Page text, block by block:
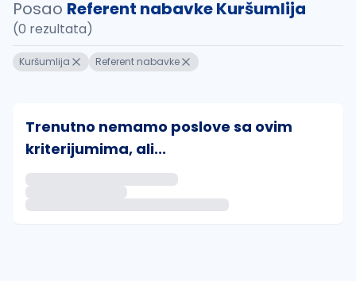
Posao Referent nabavke Kuršumlija
(0 rezultata)
Kuršumlija Referent nabavke
Trenutno nemamo poslove sa ovim
kriterijumima, ali...